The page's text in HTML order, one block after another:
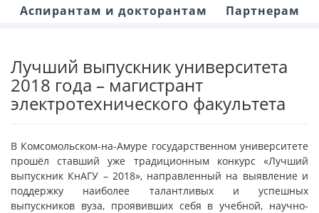
Аспирантам и докторантам
Партнерам
Лучший выпускник университета
2018 года – магистрант
электротехнического факультета
В Комсомольском-на-Амуре государственном университете
прошёл ставший уже традиционным конкурс «Лучший
выпускник КнАГУ – 2018», направленный на выявление и
поддержку наиболее талантливых и успешных
выпускников вуза, проявивших себя в учебной, научно-